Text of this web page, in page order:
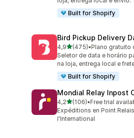
Built for Shopify
Bird Pickup Delivery
4,9de 5 estrelas
(475)
475 avaliações ao todo
•Plano gratuito
Seletor de data e horário
na loja, entrega local e
Built for Shopify
Mondial Relay Inpost
4,2de 5 estrelas
(106)
106 avaliações ao todo
•Free trial
Expéditions en Point
l'International